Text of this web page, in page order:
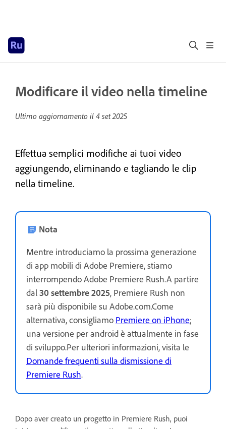
Modificare il video nella timeline
Ultimo aggiornamento il 4 set 2025
Effettua semplici modifiche ai tuoi video
aggiungendo, eliminando e tagliando le clip
nella timeline.
Nota
Mentre introduciamo la prossima generazione
di app mobili di Adobe Premiere, stiamo
interrompendo Adobe Premiere Rush.A partire
dal30 settembre 2025, Premiere Rush non
sarà più disponibile su Adobe.com.Come
alternativa, consigliamo Premiere on iPhone;
una versione per android è attualmente in fase
di sviluppo.Per ulteriori informazioni, visita le
Domande frequenti sulla dismissione di
Premiere Rush.
Dopo aver creato un progetto in Premiere Rush, puoi